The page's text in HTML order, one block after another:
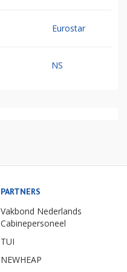
Eurostar
NS
PARTNERS
Vakbond Nederlands
Cabinepersoneel
TUI
NEWHEAP